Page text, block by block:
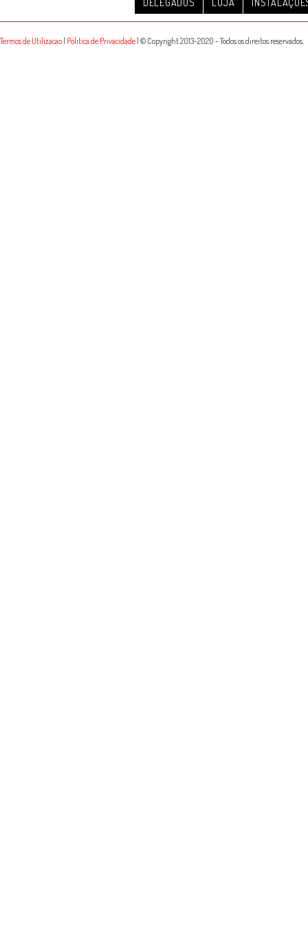
Termos de Utilizacao Politica de Privacidade | © Copyright 2013-2020 - Todos os direitos